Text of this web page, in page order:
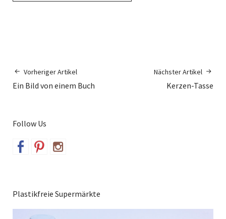
Vorheriger Artikel
Ein Bild von einem Buch
Nächster Artikel
Kerzen-Tasse
Follow Us
Plastikfreie Supermärkte